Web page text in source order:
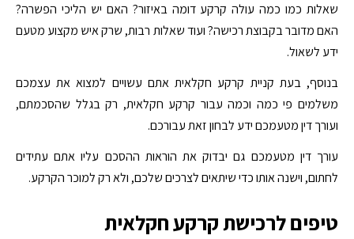
שאלות כמו כמה עולה קרקע דומה באיזור? האם יש הליכי הפשרה?
האם מדובר בקבוצת רכישה? ועוד שאלות רבות, שרק איש מקצוע מטעם
ידע לשאול.
בנוסף, בעת קניית קרקע חקלאית אתם עשויים למצוא את עצמכם
משלמים פי כמה וכמה עבור קרקע חקלאית, רק בגלל שהסכמתם,
ועורך דין מטעמכם ידע לבחון זאת עבורכם.
עורך דין מטעמכם גם יבדוק את הוראות ההסכם עליו אתם עתידים
לחתום, וישנה אותו כדי שיתאים לצרכים שלכם, ולא רק למוכר הקרקע.
טיפים לרכישת קרקע חקלאית